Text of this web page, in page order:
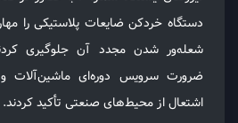
دستگاه خردکن ضایعات پلاستیکی را
شعله‌ور شدن مجدد آن جلوگیری
ضرورت سرویس دوره‌ای ماشین‌آلات
اشتعال از محیط‌های صنعتی تأکید کردند.